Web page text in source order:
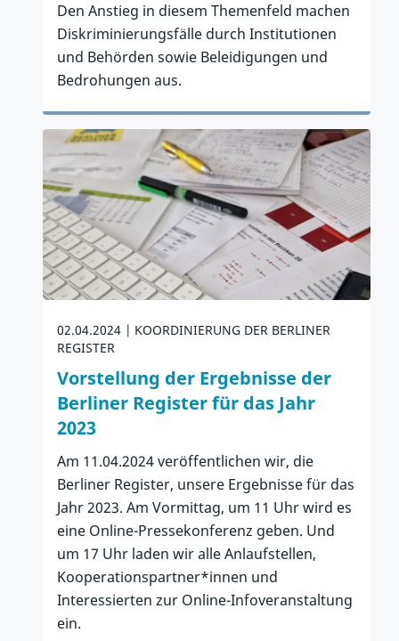
Den Anstieg in diesem Themenfeld machen
Diskriminierungsfälle durch Institutionen
und Behörden sowie Beleidigungen und
Bedrohungen aus.
Zum Artikel
02.04.2024
KOORDINIERUNG DER BERLINER
REGISTER
Vorstellung der Ergebnisse der
Berliner Register für das Jahr
2023
Am 11.04.2024 veröffentlichen wir, die
Berliner Register, unsere Ergebnisse für das
Jahr 2023. Am Vormittag, um 11 Uhr wird es
eine Online-Pressekonferenz geben. Und
um 17 Uhr laden wir alle Anlaufstellen,
Kooperationspartner*innen und
Interessierten zur Online-Infoveranstaltung
ein.